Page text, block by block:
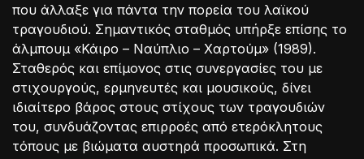
που άλλαξε για πάντα την πορεία του λαϊκού
τραγουδιού. Σημαντικός σταθμός υπήρξε επίσης το
άλμπουμ «Κάιρο – Ναύπλιο – Χαρτούμ» (1989).
Σταθερός και επίμονος στις συνεργασίες του με
στιχουργούς, ερμηνευτές και μουσικούς, δίνει
ιδιαίτερο βάρος στους στίχους των τραγουδιών
του, συνδυάζοντας επιρροές από ετερόκλητους
τόπους με βιώματα αυστηρά προσωπικά. Στη